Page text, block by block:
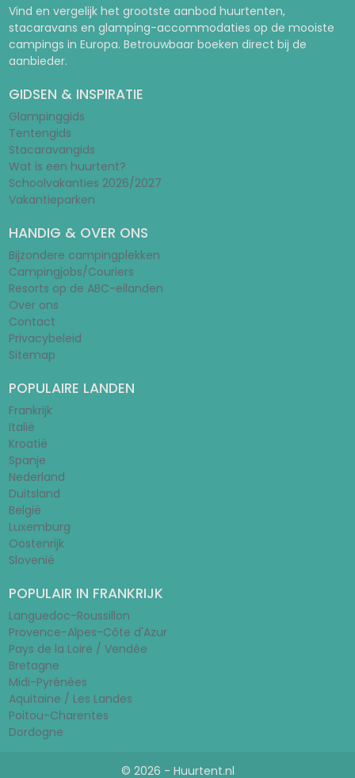
Vind en vergelijk het grootste aanbod huurtenten,
stacaravans en glamping-accommodaties op de mooiste
campings in Europa. Betrouwbaar boeken direct bij de
aanbieder.
GIDSEN & INSPIRATIE
Glampinggids
Tentengids
Stacaravangids
Wat is een huurtent?
Schoolvakanties 2026/2027
Vakantieparken
HANDIG & OVER ONS
Bijzondere campingplekken
Campingjobs/Couriers
Resorts op de ABC-eilanden
Over ons
Contact
Privacybeleid
Sitemap
POPULAIRE LANDEN
Frankrijk
Italië
Kroatië
Spanje
Nederland
Duitsland
België
Luxemburg
Oostenrijk
Slovenië
POPULAIR IN FRANKRIJK
Languedoc-Roussillon
Provence-Alpes-Côte d'Azur
Pays de la Loire / Vendée
Bretagne
Midi-Pyrénées
Aquitaine / Les Landes
Poitou-Charentes
Dordogne
© 2026 - Huurtent.nl